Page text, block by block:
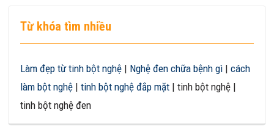
Từ khóa tìm nhiều
Làm đẹp từ tinh bột nghệ | Nghệ đen chữa bệnh gì |cách
làm bột nghệ |tinh bột nghệ đắp mặt | tinh bột nghệ |
tinh bột nghệ đen